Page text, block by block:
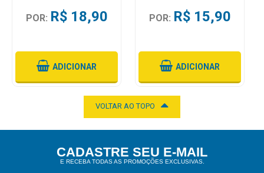
Cuidado
Dermocosméticos
POR: R$ 18,90
ADICIONAR
POR: R$ 15,90
ADICIONAR
VOLTAR AO TOPO
CADASTRE SEU E-MAIL
E RECEBA TODAS AS PROMOÇÕES EXCLUSIVAS.